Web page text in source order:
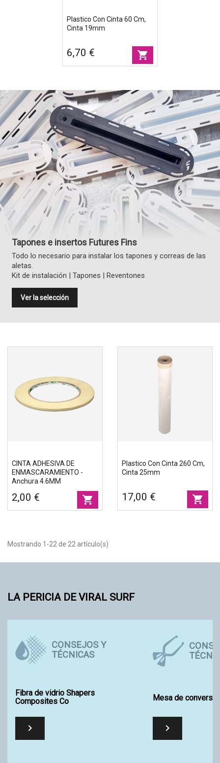
Plastico Con Cinta 60 Cm,
Cinta 19mm
6,70 € shopping_cart
Tapones e insertos Futures Fins
Todo lo necesario para instalar los tapones y correas de las
aletas.
Kit de instalación | Tapones | Reventones
Ver la selección
CINTA ADHESIVA DE
ENMASCARAMIENTO -
Anchura 4.6MM
2,00 € shopping_cart
Plastico Con Cinta 260 Cm,
Cinta 25mm
17,00 € shopping_cart
Mostrando 1-22 de 22 artículo(s)
LA PERICIA DE VIRAL SURF
CONSEJOS Y
TÉCNICAS
Fibra de vidrio Shapers
Composites Co

Mesa de
